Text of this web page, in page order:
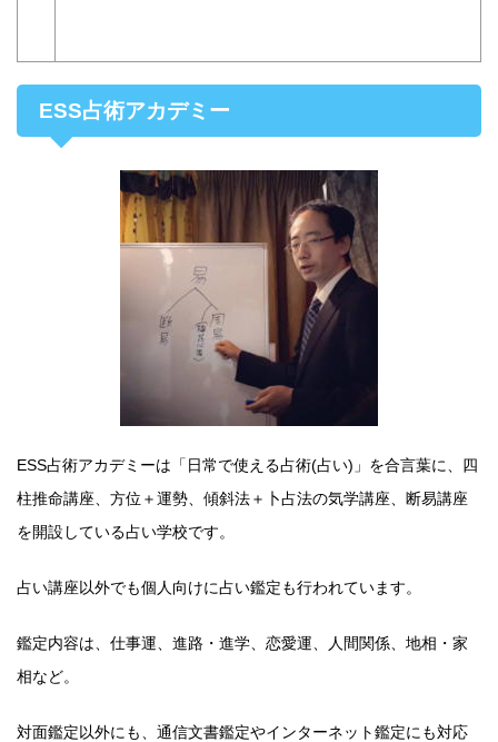
ESS占術アカデミー
ESS占術アカデミーは「日常で使える占術(占い)」を合言葉に、四
柱推命講座、方位＋運勢、傾斜法＋卜占法の気学講座、断易講座
を開設している占い学校です。
占い講座以外でも個人向けに占い鑑定も行われています。
鑑定内容は、仕事運、進路・進学、恋愛運、人間関係、地相・家
相など。
対面鑑定以外にも、通信文書鑑定やインターネット鑑定にも対応